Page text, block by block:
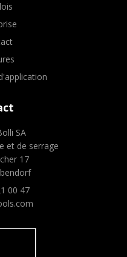
SA
et de serrage
17
00 47